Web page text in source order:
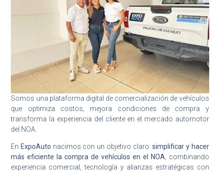
Somos una plataforma digital de comercialización de vehículos
que optimiza costos, mejora condiciones de compra y
transforma la experiencia del cliente en el mercado automotor
del NOA.
En ExpoAuto nacimos con un objetivo claro:simplificar y hacer
más eficiente la compra de vehículos en el NOA, combinando
experiencia comercial, tecnología y alianzas estratégicas con